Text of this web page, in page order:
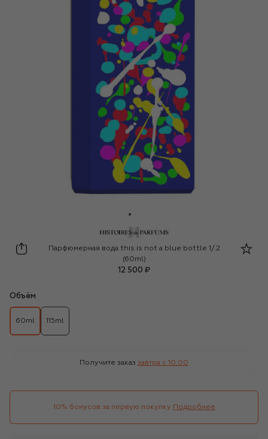
Histoires de Parfums
Парфюмерная вода this is not a blue bottle 1/.2
(60ml)
12 500 ₽
Объём
60ml 115ml
Получите заказ завтра c 10:00
10% бонусов за первую покупку Подробнее